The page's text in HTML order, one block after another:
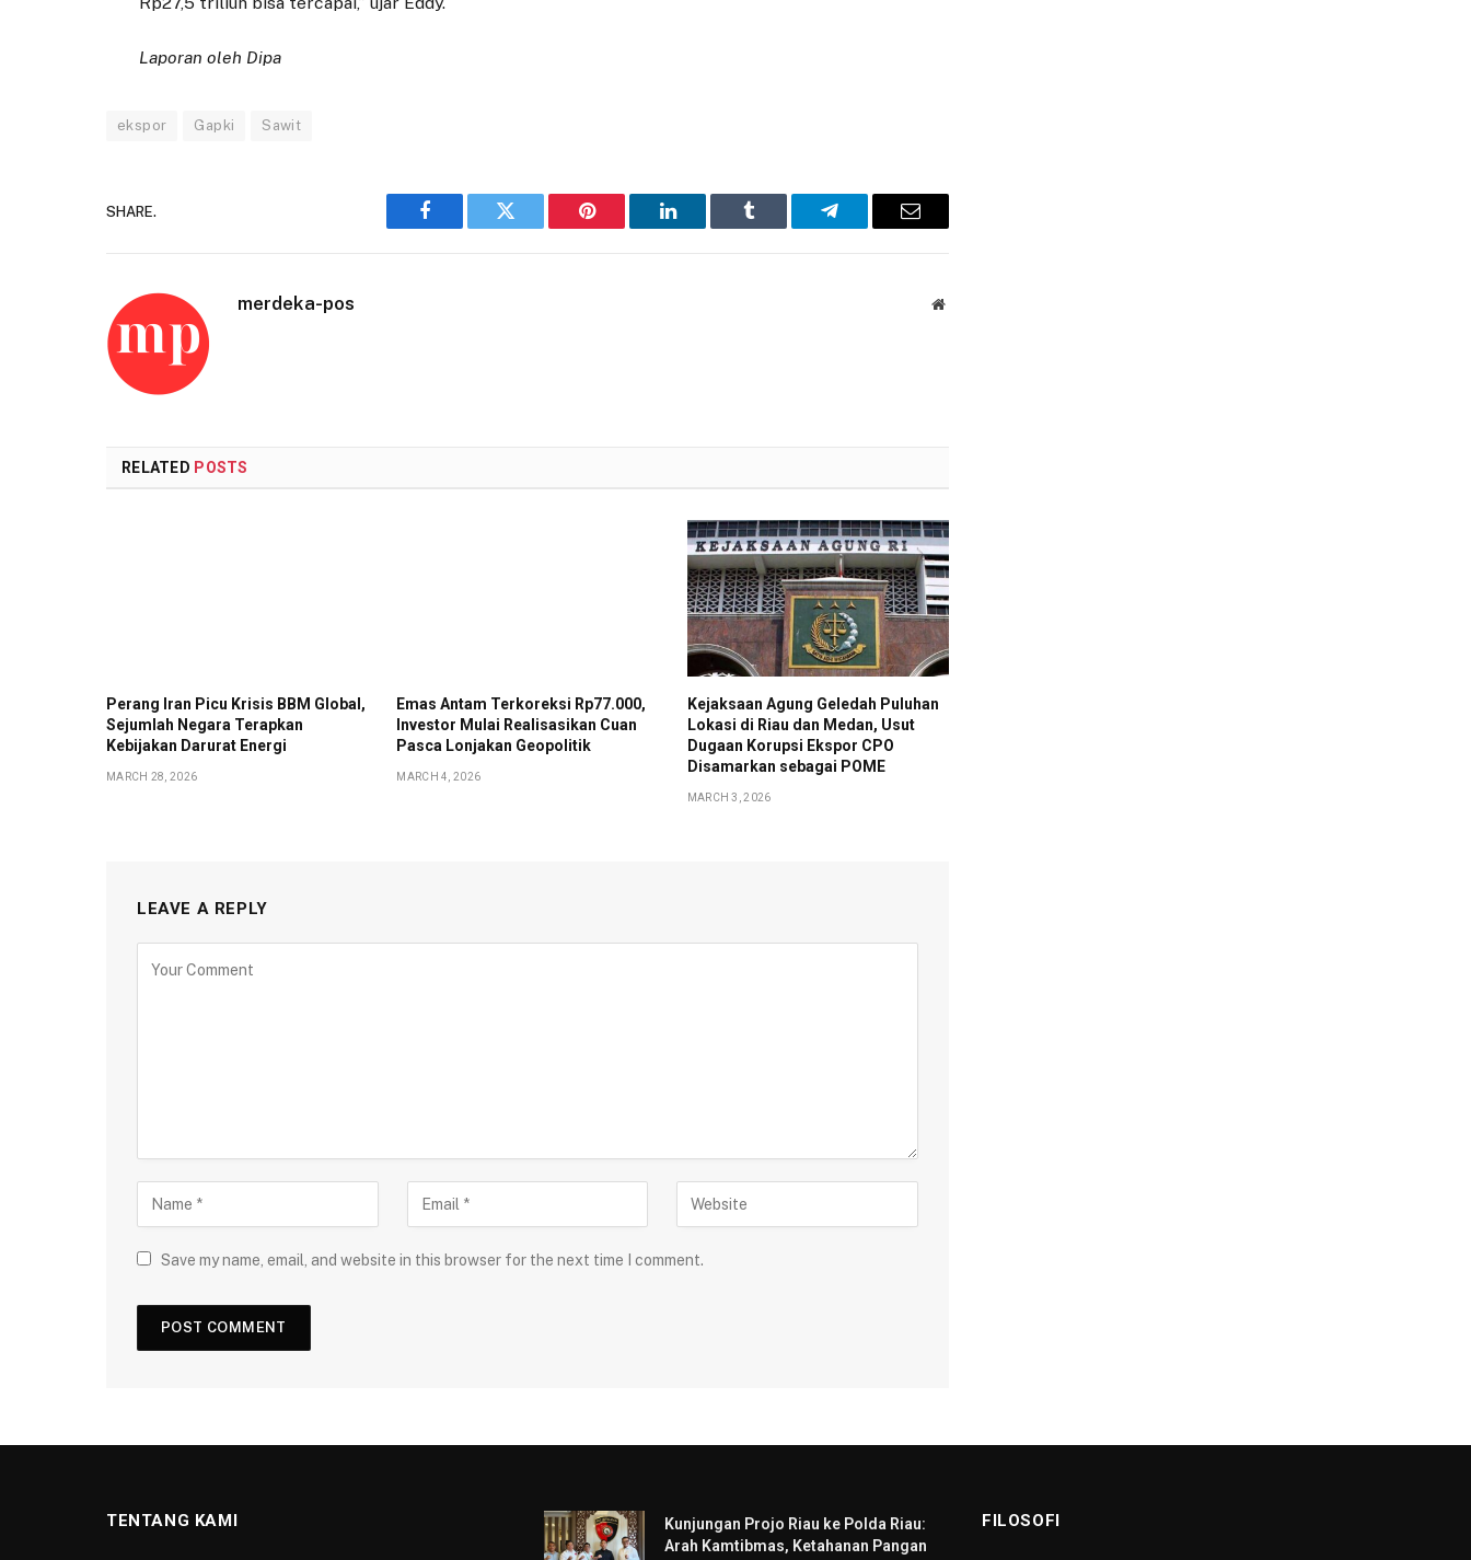
Laporan oleh Dipa
ekspor Gapki Sawit
SHARE.
Facebook Twitter Pinterest LinkedIn Tumblr Telegram Email
merdeka-pos Website
RELATED POSTS
Perang Iran Picu Krisis BBM Global,
Sejumlah Negara Terapkan
Kebijakan Darurat Energi
MARCH 28, 2026
Emas Antam Terkoreksi Rp77.000,
Investor Mulai Realisasikan Cuan
Pasca Lonjakan Geopolitik
MARCH 4, 2026
Kejaksaan Agung Geledah Puluhan
Lokasi di Riau dan Medan, Usut
Dugaan Korupsi Ekspor CPO
Disamarkan sebagai POME
MARCH 3, 2026
LEAVE A REPLY
Save my name, email, and website in this browser for the next time I comment.
TENTANG KAMI
Kunjungan Projo Riau ke Polda Riau:
Arah Kamtibmas, Ketahanan Pangan
FILOSOFI